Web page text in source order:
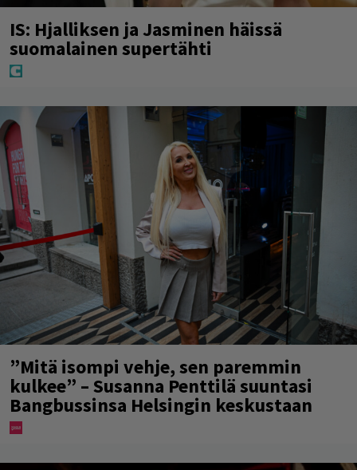
IS: Hjalliksen ja Jasminen häissä
suomalainen supertähti
”Mitä isompi vehje, sen paremmin
kulkee” – Susanna Penttilä suuntasi
Bangbussinsa Helsingin keskustaan